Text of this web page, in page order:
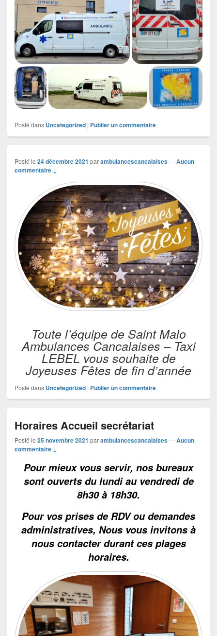
Posté dans Uncategorized | Publier un commentaire
Posté le 24 décembre 2021 parambulancescancalaises—Aucun
commentaire ↓
Toute l’équipe de Saint Malo
Ambulances Cancalaises – Taxi
LEBEL vous souhaite de
Joyeuses Fêtes de fin d’année
Posté dans Uncategorized | Publier un commentaire
Horaires Accueil secrétariat
Posté le 25 novembre 2021 parambulancescancalaises—Aucun
commentaire ↓
Pour mieux vous servir, nos bureaux
sont ouverts du lundi au vendredi de
8h30 à 18h30.
Pour vos prises de RDV ou demandes
administratives, Nous vous invitons à
nous contacter durant ces plages
horaires.